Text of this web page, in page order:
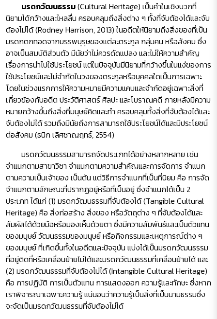
มรดกวัฒนธรรม(Cultural Heritage) เป็นคำในเชิงบวกที่
นิยามได้กว้างและไหลลื่น ครอบคลุมถึงสิ่งต่าง ๆ ทั้งที่จับต้องได้และจับ
ต้องไม่ได้ (Rodney Harrison, 2013) ในอดีตให้นิยามถึงสิ่งของที่เป็น
มรดกตกทอดจากบรรพบุรุษของแต่ละตระกูล กลุ่มคน หรือสังคม ซึ่ง
อาจเป็นสมบัติส่วนตัว มีนัยว่าไม่ควรดัดแปลง และไม่ให้ความสำคัญ
เรื่องการนำไปใช้ประโยชน์ แต่ในปัจจุบันมีนิยามที่กว้างขึ้นในแง่ของการ
ใช้ประโยชน์และไม่จำกัดในวงของตระกูลหรือบุคคลใดเป็นการเฉพาะ
โดยในช่วงแรกการให้ความหมายมีความแคบและจำกัดอยู่เฉพาะสิ่งที่
เกี่ยวข้องกับอดีต ประวัติศาสตร์ ศิลปะ และโบราณคดี ภายหลังมีความ
หมายกว้างขึ้นถึงสิ่งที่มนุษย์คิดและทำ ครอบคลุมทั้งสิ่งที่จับต้องได้และ
จับต้องไม่ได้ รวมถึงมีนัยถึงการสามารถใช้ประโยชน์ได้และมีประโยชน์
ต่อสังคม (ธนิก เลิศชาญฤทธ์, 2554)
มรดกวัฒนธรรมสามารถจัดประเภทได้อย่างหลากหลาย เช่น
จำแนกตามสาขาวิชา จำแนกตามความสำคัญและการจัดการ จำแนก
ตามความเป็นเจ้าของ เป็นต้น แต่วิธีการจำแนกที่เป็นที่นิยม คือ การจัด
จำแนกตามลักษณะที่ปรากฏอยู่หรือที่เป็นอยู่ ซึ่งจำแนกได้เป็น 2
ประเภท ได้แก่ (1) มรดกวัฒนธรรมที่จับต้องได้ (Tangible Cultural
Heritage) คือ สิ่งก่อสร้าง สิ่งของ หรือวัตถุต่าง ๆ ที่จับต้องได้และ
สัมผัสได้ด้วยมือหรือมองเห็นด้วยตา ซึ่งมีความสัมพันธ์และเป็นตัวแทน
ของมนุษย์ วัฒนธรรมของมนุษย์ หรือกิจกรรมและเหตุการณ์ต่าง ๆ
ของมนุษย์ ที่เกิดขึ้นทั้งในอดีตและปัจจุบัน แบ่งได้เป็นมรดกวัฒนธรรม
ที่อยู่ติดที่หรือเคลื่อนย้ายไม่ได้และมรดกวัฒนธรรมที่เคลื่อนย้ายได้ และ
(2) มรดกวัฒนธรรมที่จับต้องไม่ได้ (Intangible Cultural Heritage)
คือ การปฏิบัติ การเป็นตัวแทน การแสดงออก ความรู้และทักษะ ซึ่งหาก
เราพิจารณาเฉพาะความรู้ แน่นอนว่าความรู้เป็นสิ่งที่เป็นนามธรรมซึ่ง
จะจัดเป็นมรดกวัฒนธรรมที่จับต้องไม่ได้